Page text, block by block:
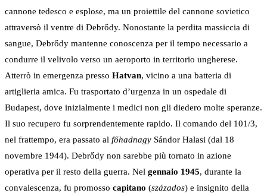
cannone tedesco e esplose, ma un proiettile del cannone sovietico
attraversò il ventre di Debrődy. Nonostante la perdita massiccia di
sangue, Debrődy mantenne conoscenza per il tempo necessario a
condurre il velivolo verso un aeroporto in territorio ungherese.
Atterrò in emergenza presso Hatvan, vicino a una batteria di
artiglieria amica. Fu trasportato d’urgenza in un ospedale di
Budapest, dove inizialmente i medici non gli diedero molte speranze.
Il suo recupero fu sorprendentemente rapido. Il comando del 101/3,
nel frattempo, era passato al főhadnagy Sándor Halasi (dal 18
novembre 1944). Debrődy non sarebbe più tornato in azione
operativa per il resto della guerra. Nel gennaio 1945, durante la
convalescenza, fu promosso capitano (százados) e insignito della